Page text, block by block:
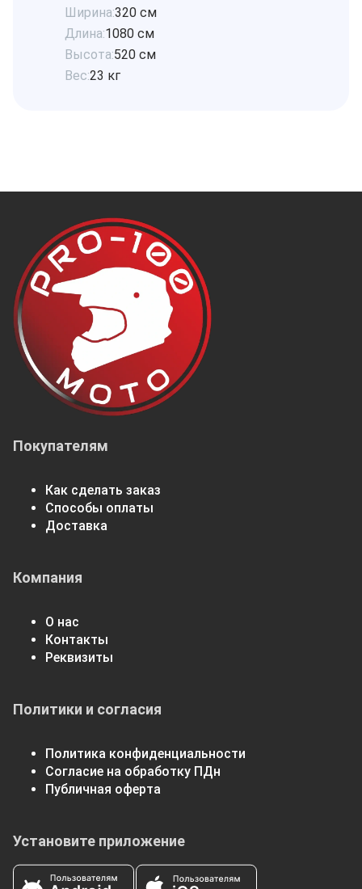
Ширина:320 см
Длина:1080 см
Высота:520 см
Вес:23 кг
Покупателям
Как сделать заказ
Способы оплаты
Доставка
Компания
О нас
Контакты
Реквизиты
Политики и согласия
Политика конфиденциальности
Согласие на обработку ПДн
Публичная оферта
Установите приложение